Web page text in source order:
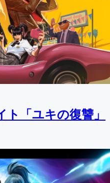
「ユキの復讐」